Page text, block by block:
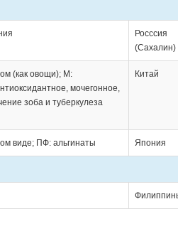
Росссия
(Сахалин)
(как овощи); М:
мочегонное,
зоба и туберкулеза
Китай
виде; ПФ: альгинаты Япония